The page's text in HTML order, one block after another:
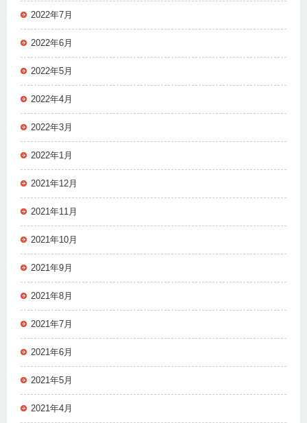
2022年7月
2022年6月
2022年5月
2022年4月
2022年3月
2022年1月
2021年12月
2021年11月
2021年10月
2021年9月
2021年8月
2021年7月
2021年6月
2021年5月
2021年4月